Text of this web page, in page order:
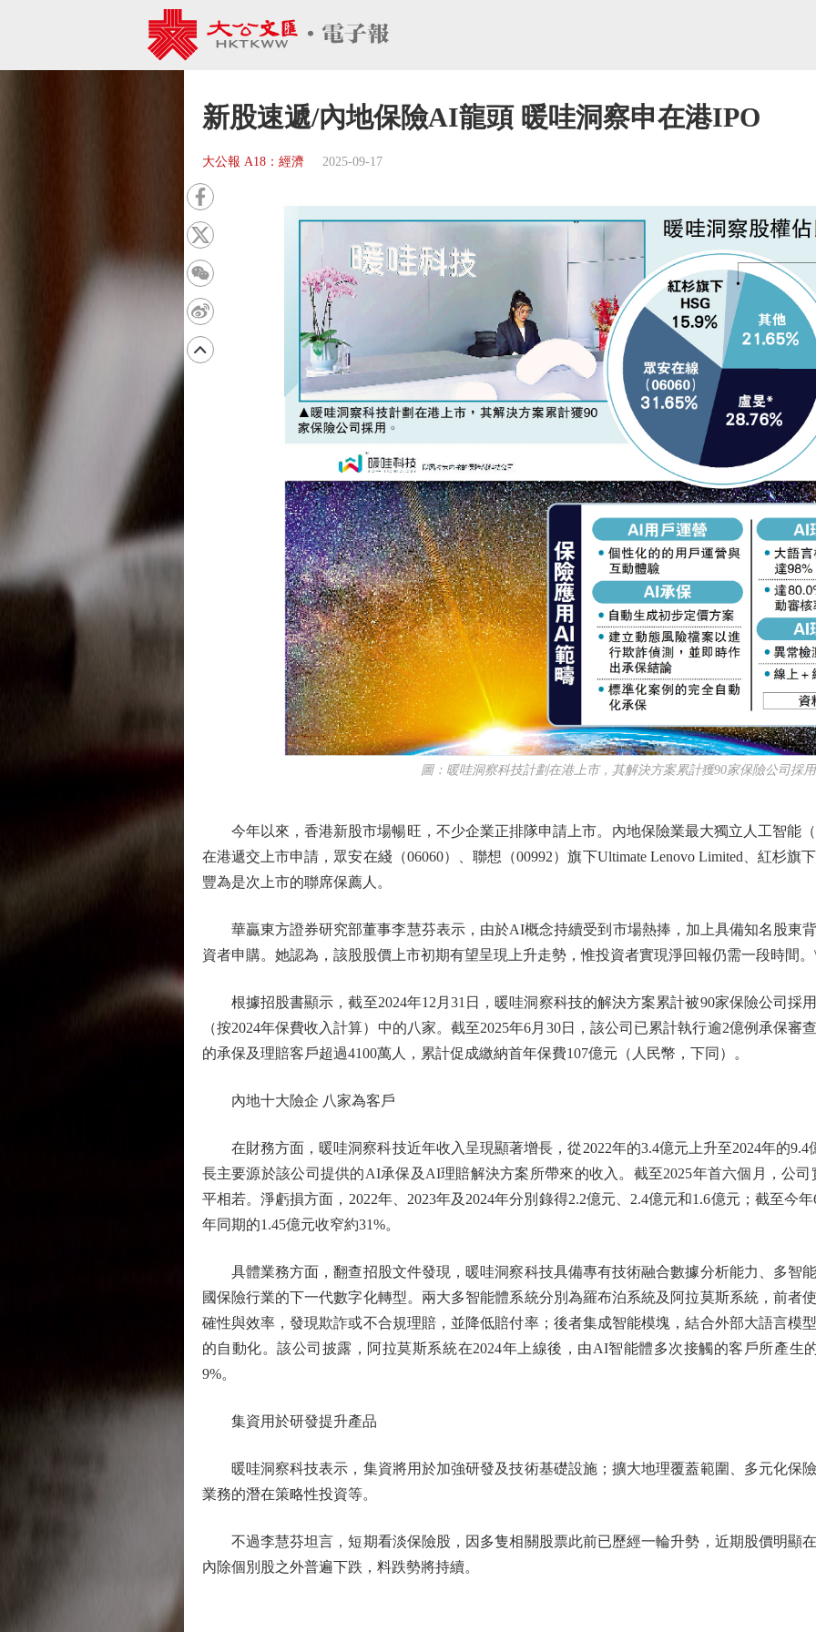
新股速遞/內地保險AI龍頭 暖哇洞察申在港IPO
大公報 A18：經濟 2025-09-17
圖：暖哇洞察科技計劃在港上市，其解決方案累計獲90家保險公司採
今年以來，香港新股市場暢旺，不少企業正排隊申請上市。內地保險業最大獨立人工智能
在港遞交上市申請，眾安在綫（06060）、聯想（00992）旗下Ultimate Lenovo Limited、紅杉旗
豐為是次上市的聯席保薦人。
華贏東方證券研究部董事李慧芬表示，由於AI概念持續受到市場熱捧，加上具備知名股東
資者申購。她認為，該股股價上市初期有望呈現上升走勢，惟投資者實現淨回報仍需一段時間
根據招股書顯示，截至2024年12月31日，暖哇洞察科技的解決方案累計被90家保險公司採
（按2024年保費收入計算）中的八家。截至2025年6月30日，該公司已累計執行逾2億例承保審
的承保及理賠客戶超過4100萬人，累計促成繳納首年保費107億元（人民幣，下同）。
內地十大險企 八家為客戶
在財務方面，暖哇洞察科技近年收入呈現顯著增長，從2022年的3.4億元上升至2024年的9.4
長主要源於該公司提供的AI承保及AI理賠解決方案所帶來的收入。截至2025年首六個月，公
平相若。淨虧損方面，2022年、2023年及2024年分別錄得2.2億元、2.4億元和1.6億元；截至今
年同期的1.45億元收窄約31%。
具體業務方面，翻查招股文件發現，暖哇洞察科技具備專有技術融合數據分析能力、多智
國保險行業的下一代數字化轉型。兩大多智能體系統分別為羅布泊系統及阿拉莫斯系統，前者
確性與效率，發現欺詐或不合規理賠，並降低賠付率；後者集成智能模塊，結合外部大語言模
的自動化。該公司披露，阿拉莫斯系統在2024年上線後，由AI智能體多次接觸的客戶所產生
9%。
集資用於研發提升產品
暖哇洞察科技表示，集資將用於加強研發及技術基礎設施；擴大地理覆蓋範圍、多元化保
業務的潛在策略性投資等。
不過李慧芬坦言，短期看淡保險股，因多隻相關股票此前已歷經一輪升勢，近期股價明顯
內除個別股之外普遍下跌，料跌勢將持續。